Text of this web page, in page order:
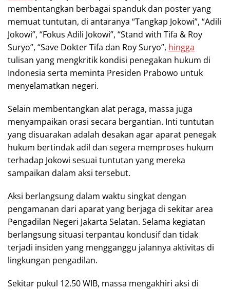
membentangkan berbagai spanduk dan poster yang
memuat tuntutan, di antaranya “Tangkap Jokowi”, “Adili
Jokowi”, “Fokus Adili Jokowi”, “Stand with Tifa & Roy
Suryo”, “Save Dokter Tifa dan Roy Suryo”, hingga
tulisan yang mengkritik kondisi penegakan hukum di
Indonesia serta meminta Presiden Prabowo untuk
menyelamatkan negeri.
Selain membentangkan alat peraga, massa juga
menyampaikan orasi secara bergantian. Inti tuntutan
yang disuarakan adalah desakan agar aparat penegak
hukum bertindak adil dan segera memproses hukum
terhadap Jokowi sesuai tuntutan yang mereka
sampaikan dalam aksi tersebut.
Aksi berlangsung dalam waktu singkat dengan
pengamanan dari aparat yang berjaga di sekitar area
Pengadilan Negeri Jakarta Selatan. Selama kegiatan
berlangsung situasi terpantau kondusif dan tidak
terjadi insiden yang mengganggu jalannya aktivitas di
lingkungan pengadilan.
Sekitar pukul 12.50 WIB, massa mengakhiri aksi di